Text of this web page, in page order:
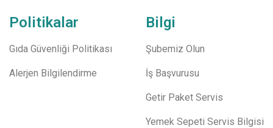
Bilgi
Şubemiz Olun
İş Başvurusu
Getir Paket Servis
Yemek Sepeti Servis Bilgisi
Politikalar
Gıda Güvenliği Politikası
Alerjen Bilgilendirme